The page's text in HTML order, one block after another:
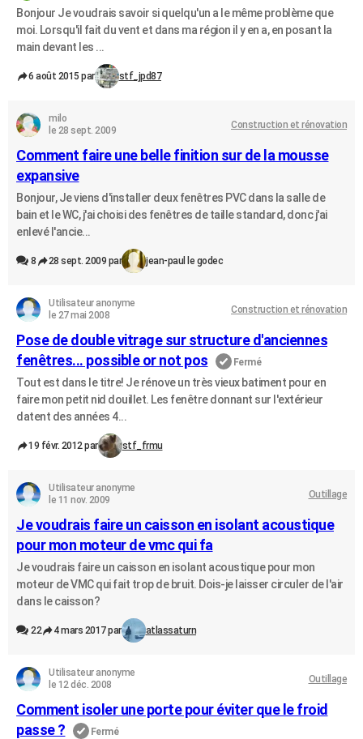
Bonjour Je voudrais savoir si quelqu'un a le même problème que
moi. Lorsqu'il fait du vent et dans ma région il y en a, en posant la
main devant les ...
6 août 2015 par stf_jpd87
milo
le 28 sept. 2009
Construction et rénovation
Comment faire une belle finition sur de la mousse
expansive
Bonjour, Je viens d'installer deux fenêtres PVC dans la salle de
bain et le WC, j'ai choisi des fenêtres de taille standard, donc j'ai
enlevé l'ancie...
8 28 sept. 2009 par jean-paul le godec
Utilisateur anonyme
le 27 mai 2008
Construction et rénovation
Pose de double vitrage sur structure d'anciennes
fenêtres... possible or not pos
Fermé
Tout est dans le titre! Je rénove un très vieux batiment pour en
faire mon petit nid douillet. Les fenêtre donnant sur l'extérieur
datent des années 4...
19 févr. 2012 par stf_frmu
Utilisateur anonyme
le 11 nov. 2009
Outillage
Je voudrais faire un caisson en isolant acoustique
pour mon moteur de vmc qui fa
Je voudrais faire un caisson en isolant acoustique pour mon
moteur de VMC qui fait trop de bruit. Dois-je laisser circuler de l'air
dans le caisson?
22 4 mars 2017 par atlassaturn
Utilisateur anonyme
le 12 déc. 2008
Outillage
Comment isoler une porte pour éviter que le froid
passe ?
Fermé